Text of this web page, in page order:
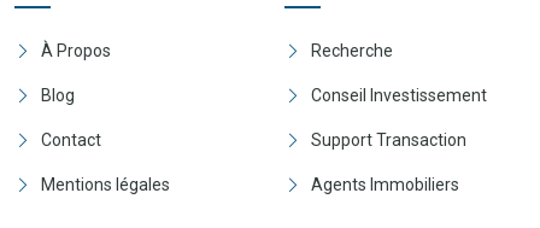
À Propos
Blog
Contact
Mentions légales
Recherche
Conseil Investissement
Support Transaction
Agents Immobiliers